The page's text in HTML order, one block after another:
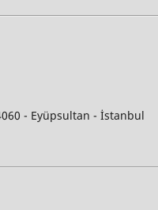
- Eyüpsultan - İstanbul